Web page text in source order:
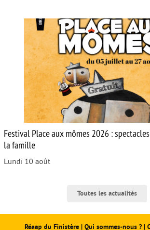
Festival Place aux mômes 2026 :
la famille
Lundi 10 août
Toutes les actualités
Réaap du Finistère| Qui sommes-nous ? |